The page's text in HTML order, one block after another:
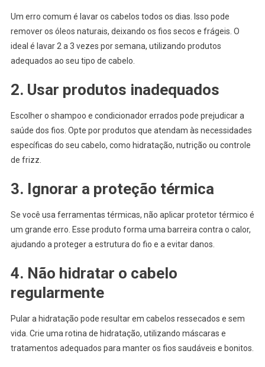
Um erro comum é lavar os cabelos todos os dias. Isso pode
remover os óleos naturais, deixando os fios secos e frágeis. O
ideal é lavar 2 a 3 vezes por semana, utilizando produtos
adequados ao seu tipo de cabelo.
2. Usar produtos inadequados
Escolher o shampoo e condicionador errados pode prejudicar a
saúde dos fios. Opte por produtos que atendam às necessidades
específicas do seu cabelo, como hidratação, nutrição ou controle
de frizz.
3. Ignorar a proteção térmica
Se você usa ferramentas térmicas, não aplicar protetor térmico é
um grande erro. Esse produto forma uma barreira contra o calor,
ajudando a proteger a estrutura do fio e a evitar danos.
4. Não hidratar o cabelo
regularmente
Pular a hidratação pode resultar em cabelos ressecados e sem
vida. Crie uma rotina de hidratação, utilizando máscaras e
tratamentos adequados para manter os fios saudáveis e bonitos.